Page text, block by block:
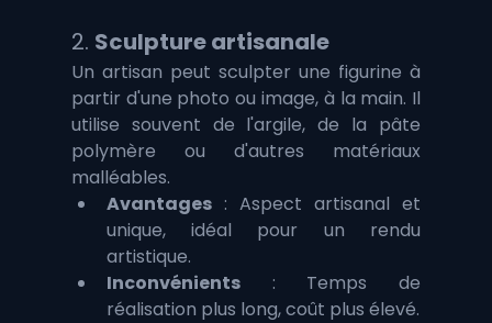
2. Sculpture artisanale
Un artisan peut sculpter une figurine à
partir d'une photo ou image, à la main. Il
utilise souvent de l'argile, de la pâte
polymère ou d'autres matériaux
malléables.
Avantages : Aspect artisanal et
unique, idéal pour un rendu
artistique.
Inconvénients : Temps de
réalisation plus long, coût plus élevé.